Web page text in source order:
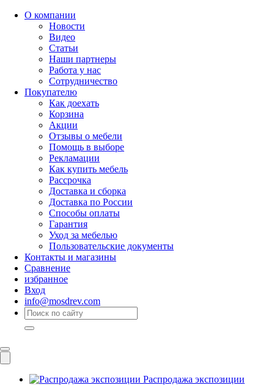
О компании
Новости
Видео
Статьи
Наши партнеры
Работа у нас
Сотрудничество
Покупателю
Как доехать
Корзина
Акции
Отзывы о мебели
Помощь в выборе
Рекламации
Как купить мебель
Рассрочка
Доставка и сборка
Доставка по России
Способы оплаты
Гарантия
Уход за мебелью
Пользовательские документы
Контакты и магазины
Сравнение
избранное
Вход
info@mosdrev.com
Распродажа экспозиции